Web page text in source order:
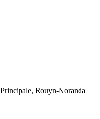
Rouyn-Noranda